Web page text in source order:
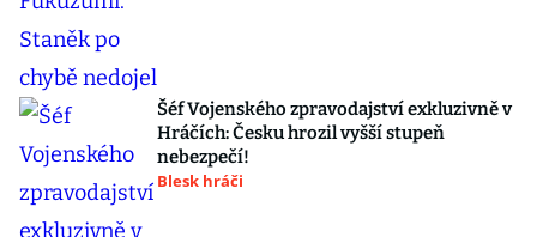
Šéf Vojenského zpravodajství exkluzivně v
Hráčích: Česku hrozil vyšší stupeň
nebezpečí!
Blesk hráči